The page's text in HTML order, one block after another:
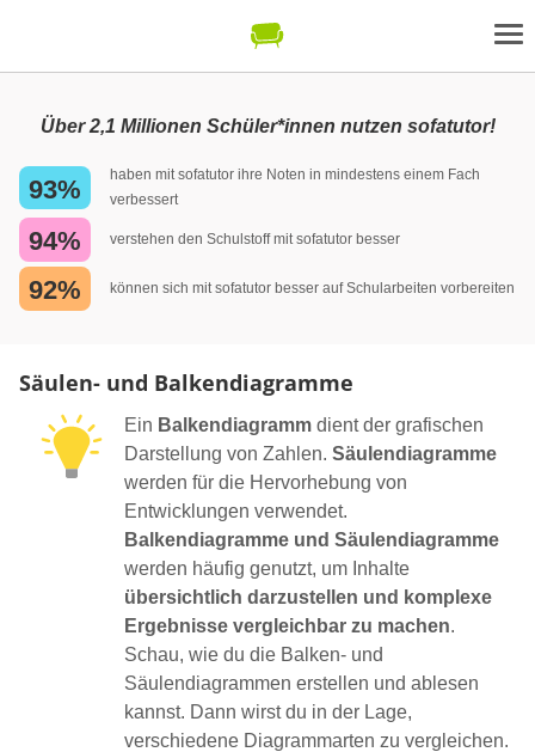
Über 2,1 Millionen Schüler*innen nutzen sofatutor!
93%
haben mit sofatutor ihre Noten in mindestens einem Fach
verbessert
94% verstehen den Schulstoff mit sofatutor besser
92% können sich mit sofatutor besser auf Schularbeiten vorbereiten
Säulen- und Balkendiagramme
Ein Balkendiagramm dient der grafischen
Darstellung von Zahlen. Säulendiagramme
werden für die Hervorhebung von
Entwicklungen verwendet.
Balkendiagramme und Säulendiagramme
werden häufig genutzt, um Inhalte
übersichtlich darzustellen und komplexe
Ergebnisse vergleichbar zu machen.
Schau, wie du die Balken- und
Säulendiagrammen erstellen und ablesen
kannst. Dann wirst du in der Lage,
verschiedene Diagrammarten zu vergleichen.